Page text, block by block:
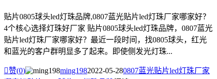
贴片0805球头led灯珠品牌,0807蓝光贴片led灯珠厂家哪家好？
4个核心选择灯珠好厂家 贴片0805球头led灯珠品牌，0807蓝光
贴片led灯珠厂家哪家好？最近一段时间，找0805球头，红光
和蓝光的客户群明显多了起来。即使侧发光灯珠...
赞(0) ming1982022-05-280807蓝光贴片led灯珠厂家